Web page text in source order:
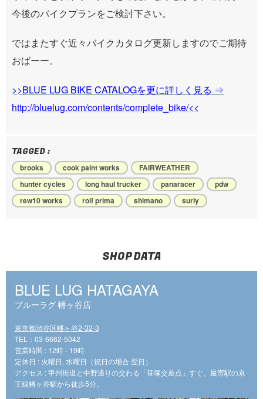
今後のバイクプランをご検討下さい。
ではまたすぐ近々バイクカタログ更新しますのでご期待
おばーー。
>>BLUE LUG BIKE CATALOGを更に詳しく見る ⇒
http://bluelug.com/contents/complete_bike/<<
TAGGED :
brooks cook paint works
FAIRWEATHER
hunter cycles
long haul trucker panaracer
pdw
rew10 works
rolf prima shimano surly
SHOP DATA
BLUE LUG HATAGAYA
ブルーラグ 幡ヶ谷店
東京都渋谷区幡ヶ谷2-32-3
TEL：03-6662-5042
営業時間 : 12時 - 19時
定休日 : 火曜日, 水曜日（祝日の場合 翌日）
アクセス : 甲州街道と中野通りの交わる「笹塚交差点」すぐ。最寄駅の京
王線幡ヶ谷駅から徒歩5分。